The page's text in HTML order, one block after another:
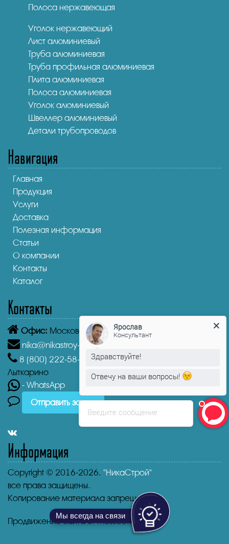
Полоса нержавеющая
Уголок нержавеющий
Лист алюминиевый
Труба алюминиевая
Труба профильная алюминиевая
Плита алюминиевая
Полоса алюминиевая
Уголок алюминиевый
Швеллер алюминиевый
Детали трубопроводов
Навигация
Главная
Продукция
Услуги
Доставка
Полезная информация
Статьи
О компании
Контакты
Каталог
Контакты
Офис: Московская область, Лыткарино, 1-й кв-л, 4А
nika@nikastroy-msk.ru
8 (800) 222-58-30
Звонок бесплатный из г.
Лыткарино
- WhatsApp
Отправить заявку
Информация
Copyright © 2016-2026. "НикаСтрой"
все права защищены.
Копирование материала запрещено.
Продвижение сайта от mosseo.ru
Мы всегда на связи
Введите сообщение
Ярослав
Консультант
Здравствуйте!